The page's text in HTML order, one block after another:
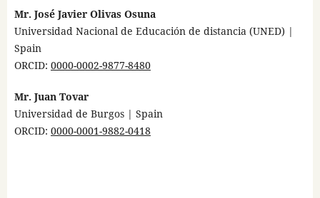
Mr. José Javier Olivas Osuna
Universidad Nacional de Educación de distancia (UNED) |
Spain
ORCID: 0000-0002-9877-8480
Mr. Juan Tovar
Universidad de Burgos | Spain
ORCID: 0000-0001-9882-0418